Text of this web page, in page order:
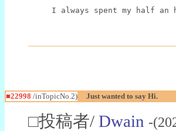
I always spent my half
■22998 /inTopicNo.2) Just wanted to say Hi.
□投稿者/ Dwain -